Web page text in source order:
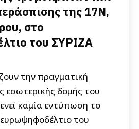
της 17Ν,
στο
του ΣΥΡΙΖΑ
την πραγματική
εσωτερικής δομής του
καμία εντύπωση το
του